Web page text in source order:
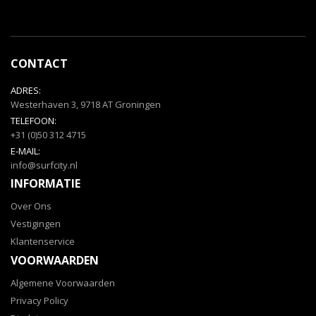
CONTACT
ADRES:
Westerhaven 3, 9718 AT Groningen
TELEFOON:
+31 (0)50 312 4715
E-MAIL:
info@surfcity.nl
INFORMATIE
Over Ons
Vestigingen
Klantenservice
VOORWAARDEN
Algemene Voorwaarden
Privacy Policy